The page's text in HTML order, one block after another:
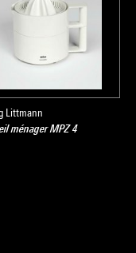
Littmann
ménager MPZ 4